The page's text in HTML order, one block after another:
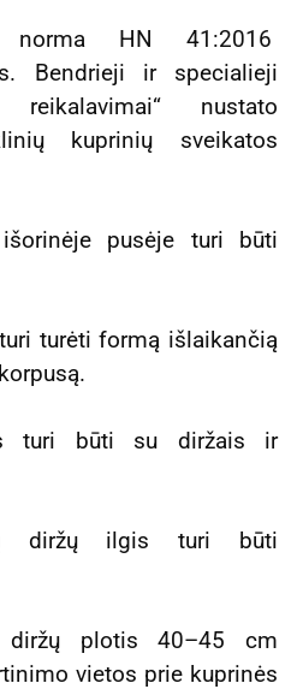
norma HN 41:2016
Bendrieji ir specialieji
nustato
kuprinių sveikatos
pusėje turi būti
turėti formą išlaikančią
turi būti su diržais ir
diržų ilgis turi būti
diržų plotis 40–45 cm
vietos prie kuprinės